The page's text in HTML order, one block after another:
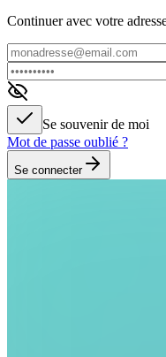
Continuer avec votre
Se souvenir de moi
Mot de passe oublié ?
Se connecter